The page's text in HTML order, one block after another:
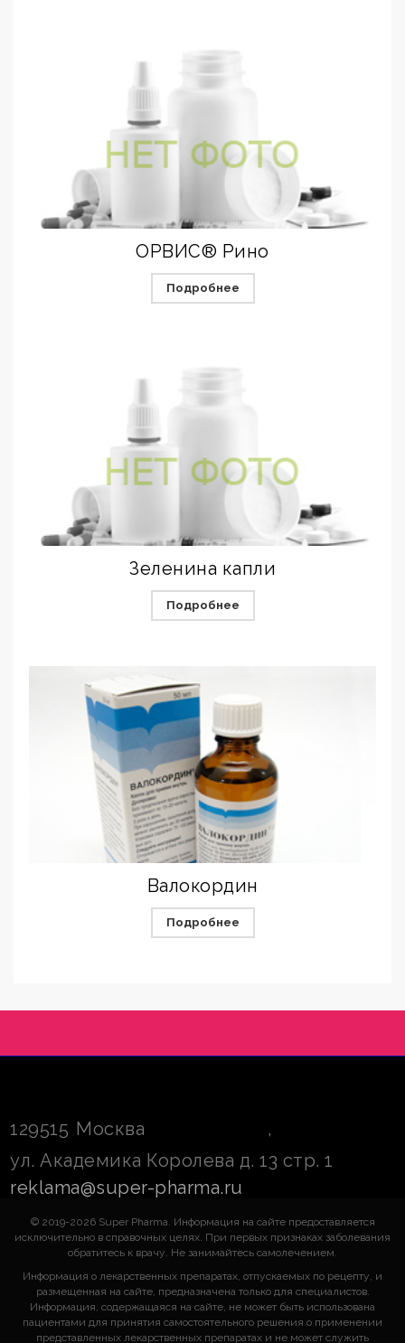
ОРВИС® Рино
Подробнее
Зеленина капли
Подробнее
Валокордин
Подробнее
129515 Москва
,
ул. Академика Королева д. 13 стр. 1
reklama@super-pharma.ru
© 2019-2026 Super Pharma. Информация на сайте предоставляется
исключительно в справочных целях. При первых признаках заболевания
обратитесь к врачу. Не занимайтесь самолечением.
Информация о лекарственных препаратах, отпускаемых по рецепту, и
размещенная на сайте, предназначена только для специалистов.
Информация, содержащаяся на сайте, не может быть использована
пациентами для принятия самостоятельного решения о применении
представленных лекарственных препаратах и не может служить